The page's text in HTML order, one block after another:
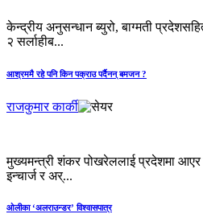
केन्द्रीय अनुसन्धान ब्युरो, बाग्मती
२ सर्लाहीब...
आश्रममै रहे पनि किन पक्राउ पर्दैनन् बमजन ?
राजकुमार कार्की
मुख्यमन्त्री शंकर पोखरेललाई प्रदेशमा आएर
इन्चार्ज र अर्...
ओलीका ‘अलराउन्डर’ विश्वासपात्र